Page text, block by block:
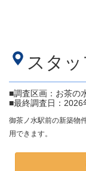
スタ
■調査区画：お茶の
■最終調査日：2026
御茶ノ水駅前の新築物
用できます。